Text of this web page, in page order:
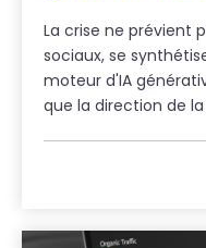
La crise ne prévient
sociaux, se
moteur d'IA
que la direction de